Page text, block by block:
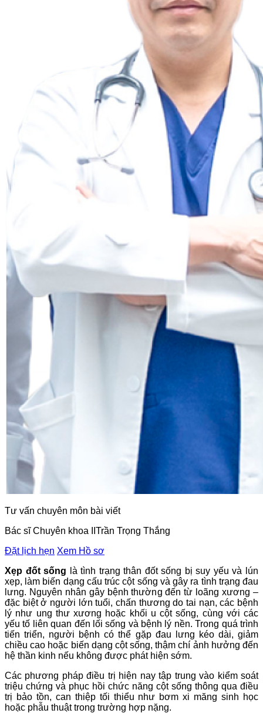
Tư vấn chuyên môn bài viết
Bác sĩ Chuyên khoa II Trần Trọng Thắng
Đặt lịch hẹn Xem Hồ sơ
Xẹp đốt sống
là tình trạng thân đốt sống bị suy yếu và lún
xẹp, làm biến dạng cấu trúc cột sống và gây ra tình trạng đau
lưng. Nguyên nhân gây bệnh thường đến từ loãng xương –
đặc biệt ở người lớn tuổi, chấn thương do tai nạn, các bệnh
lý như ung thư xương hoặc khối u cột sống, cùng với các
yếu tố liên quan đến lối sống và bệnh lý nền. Trong quá trình
tiến triển, người bệnh có thể gặp đau lưng kéo dài, giảm
chiều cao hoặc biến dạng cột sống, thậm chí ảnh hưởng đến
hệ thần kinh nếu không được phát hiện sớm.
Các phương pháp điều trị hiện nay tập trung vào kiểm soát
triệu chứng và phục hồi chức năng cột sống thông qua điều
trị bảo tồn, can thiệp tối thiểu như bơm xi măng sinh học
hoặc phẫu thuật trong trường hợp nặng.